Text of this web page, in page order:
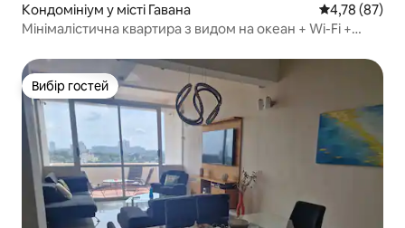
Кондомініум у місті Гавана Середня
4,78 (87)
Мінімалістична квартира з видом на океан + Wi-Fi +
Вибір гостей
Вибір гостей